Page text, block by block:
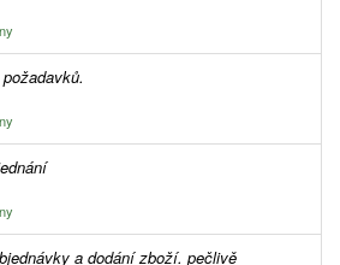
požadavků.